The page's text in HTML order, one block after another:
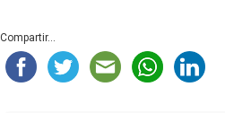
Compartir...